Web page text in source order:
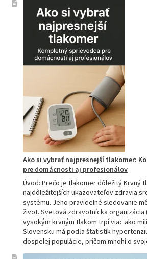
sprievodca
akupresúrnou
podložkou:
Ako
si
vybrať
tú
prečo
je
hitom
na
Slovensku?
Ako si vybrať najpresnejší tlakomer:
pre domácnosti aj profesionálov
Úvod: Prečo je tlakomer dôležitý Krvný
najdôležitejších ukazovateľov zdravia
systému. Jeho pravidelné sledovanie
život. Svetová zdravotnícka organizácia
vysokým krvným tlakom trpí viac ako
Slovensku má podľa štatistík
dospelej populácie, pričom mnohí o